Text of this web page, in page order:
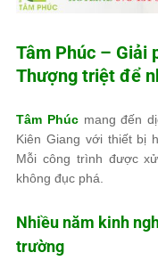
Tâm Phúc – Giải
Thượng triệt để
Tâm Phúcmang đến
Kiên Giang với thiết bị
Mỗi công trình được
không đục phá.
Nhiều năm kinh
trường